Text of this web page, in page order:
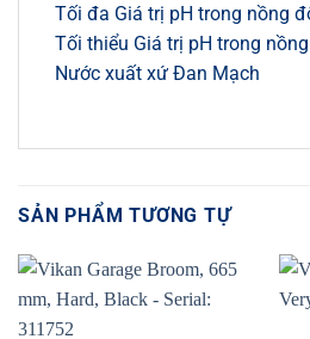
Tối đa Giá trị pH trong nồng
Tối thiểu Giá trị pH trong
Nước xuất xứ Đan Mạch
SẢN PHẨM TƯƠNG TỰ